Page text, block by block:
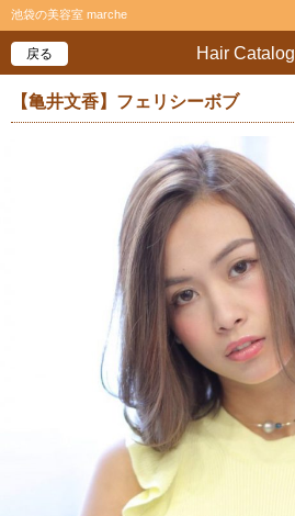
池袋の美容室 marche
Hair Catalog
戻る
【亀井文香】フェリシーボブ